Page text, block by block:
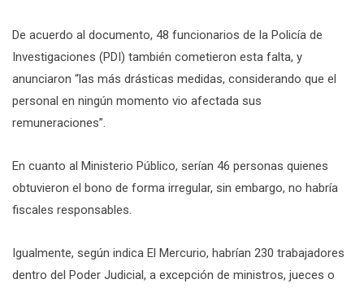
De acuerdo al documento, 48 funcionarios de la Policía de
Investigaciones (PDI) también cometieron esta falta, y
anunciaron “las más drásticas medidas, considerando que el
personal en ningún momento vio afectada sus
remuneraciones”.
En cuanto al Ministerio Público, serían 46 personas quienes
obtuvieron el bono de forma irregular, sin embargo, no habría
fiscales responsables.
Igualmente, según indica El Mercurio, habrían 230 trabajadores
dentro del Poder Judicial, a excepción de ministros, jueces o